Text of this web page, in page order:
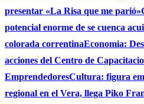
presentar «La Risa que me parió»
potencial enorme de se cuenca
colorada correntinaEconomia:
acciones del Centro de
EmprendedoresCultura: figura
regional en el Vera, llega Piko